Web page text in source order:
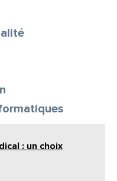
: un choix